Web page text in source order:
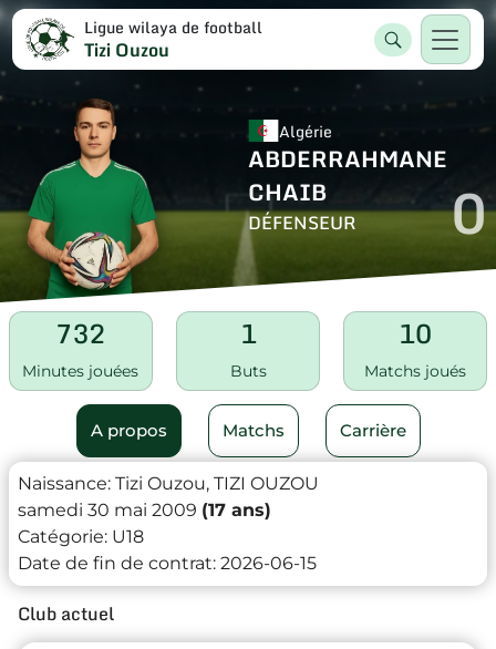
Ligue wilaya de football
Tizi Ouzou
Algérie
ABDERRAHMANE
CHAIB
DÉFENSEUR 0
732
Minutes jouées
1
Buts
10
Matchs joués
A propos Matchs Carrière
Naissance: Tizi Ouzou, TIZI OUZOU
samedi 30 mai 2009 (17 ans)
Catégorie: U18
Date de fin de contrat: 2026-06-15
Club actuel